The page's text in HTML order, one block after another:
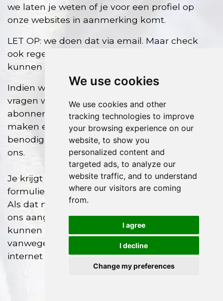
We use cookies
We use cookies and other
tracking technologies to improve
your browsing experience on our
website, to show you
personalized content and
targeted ads, to analyze our
website traffic, and to understand
where our visitors are coming
from.
I agree
I decline
Change my preferences
we laten je weten of je voor een profiel op
onze websites in aanmerking komt.
LET OP: we doen dat via email. Maar check
ook regelmatig je SPAM folder want daar
kunnen onze emails ook in terecht komen!
Indien we je aanmelding accepteren dan
vragen we je om betaling van de
abonnementskosten, gaan we je profiel
maken en online plaatsen, en ontvang je alle
benodigde ondersteuning en adviezen van
ons.
Je krijgt direct na verzending van het
formulier een ontvangstbevestiging in beeld.
Als dat niet zo is, dan is het formulier niet bij
ons aangekomen. De oorzaak daarvan zou
kunnen zijn dat het verzenden (wellicht
vanwege grootte van de foto's, of trage
internet verbinding) te lang geduurd heeft.